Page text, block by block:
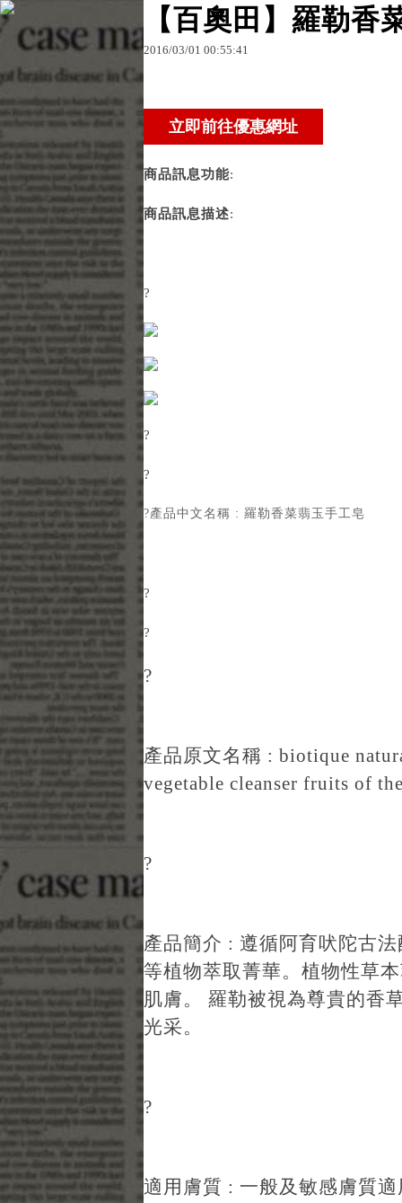
原文網址：http://blog.udn.com/lcwseq63/48424618
【百奧田】羅勒香
2016/03/01 00:55:41
商品訊息功能:
商品訊息描述:
?
?
?
?產品中文名稱 : 羅勒香菜翡玉手工皂
?
?
?
產品原文名稱 : biotique
vegetable cleanser fruits of
?
產品簡介 : 遵循阿育吠陀古
等植物萃取菁華。植物性草
肌膚。 羅勒被視為尊貴的香
光采。
?
適用膚質 : 一般及敏感膚質適